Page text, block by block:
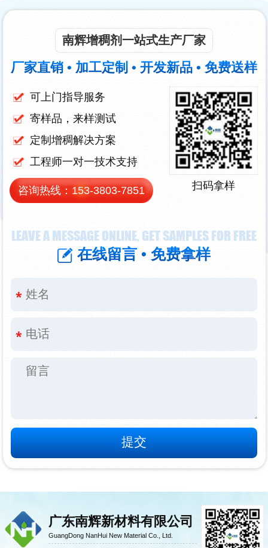
LEAVE A MESSAGE ONLINE, GET SAMPLES FOR FREE
在线留言 • 免费拿样
南辉增稠剂一站式生产厂家
厂家直销 • 加工定制 • 开发新品 • 免费送样
可上门指导服务
寄样品，来样测试
定制增稠解决方案
工程师一对一技术支持
咨询热线： 153-3803-7851 扫码拿样
广东南辉新材料有限公司
GuangDong NanHui New Material Co., Ltd.